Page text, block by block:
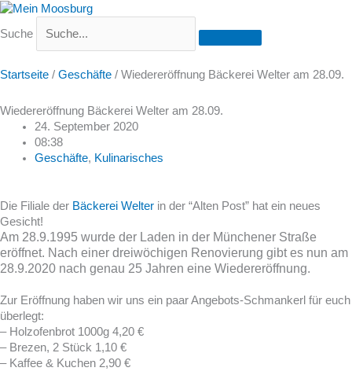
Suche
Startseite / Geschäfte / Wiedereröffnung Bäckerei Welter am 28.09.
Wiedereröffnung Bäckerei Welter am 28.09.
24. September 2020
08:38
Geschäfte, Kulinarisches
Die Filiale der Bäckerei Welter in der “Alten Post” hat ein neues
Gesicht!
Am 28.9.1995 wurde der Laden in der Münchener Straße
eröffnet. Nach einer dreiwöchigen Renovierung gibt es nun am
28.9.2020 nach genau 25 Jahren eine Wiedereröffnung.
Zur Eröffnung haben wir uns ein paar Angebots-Schmankerl für euch
überlegt:
– Holzofenbrot 1000g 4,20 €
– Brezen, 2 Stück 1,10 €
– Kaffee & Kuchen 2,90 €